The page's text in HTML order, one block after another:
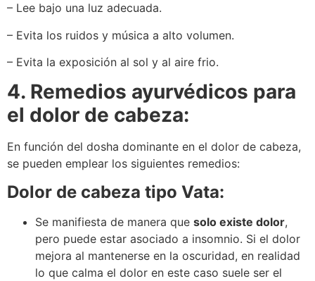
– Lee bajo una luz adecuada.
– Evita los ruidos y música a alto volumen.
– Evita la exposición al sol y al aire frio.
4. Remedios ayurvédicos para
el dolor de cabeza:
En función del dosha dominante en el dolor de cabeza,
se pueden emplear los siguientes remedios:
Dolor de cabeza tipo Vata:
Se manifiesta de manera que solo existe dolor,
pero puede estar asociado a insomnio. Si el dolor
mejora al mantenerse en la oscuridad, en realidad
lo que calma el dolor en este caso suele ser el